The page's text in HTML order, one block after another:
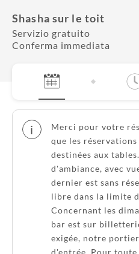
Shasha sur le toit
Servizio gratuito
Conferma immediata
i
Merci pour votre
que les
destinées aux
d'ambiance, avec
dernier est sans
libre dans la limite
Concernant les
bar est sur
exigée, notre
d'entrée. Pour toute